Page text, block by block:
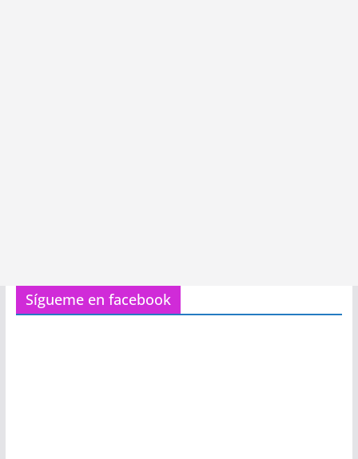
Sígueme en facebook